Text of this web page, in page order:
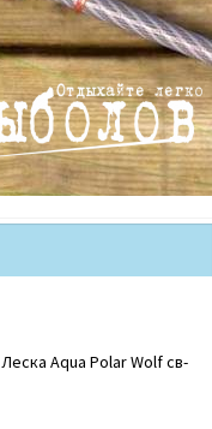
Леска Aqua Polar Wolf св-